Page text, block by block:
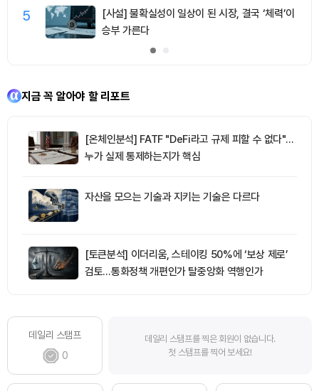
5
[사설] 불확실성이 일상이 된 시장, 결국 ‘체력’이
승부 가른다
지금 꼭 알아야 할 리포트
[온체인분석] FATF "DeFi라고 규제 피할 수 없다"…
누가 실제 통제하는지가 핵심
자산을 모으는 기술과 지키는 기술은 다르다
[토큰분석] 이더리움, 스테이킹 50%에 ‘보상 제로’
검토…통화정책 개편인가 탈중앙화 역행인가
데일리 스탬프
0
데일리 스탬프를 찍은 회원이 없습니다.
첫 스탬프를 찍어 보세요!